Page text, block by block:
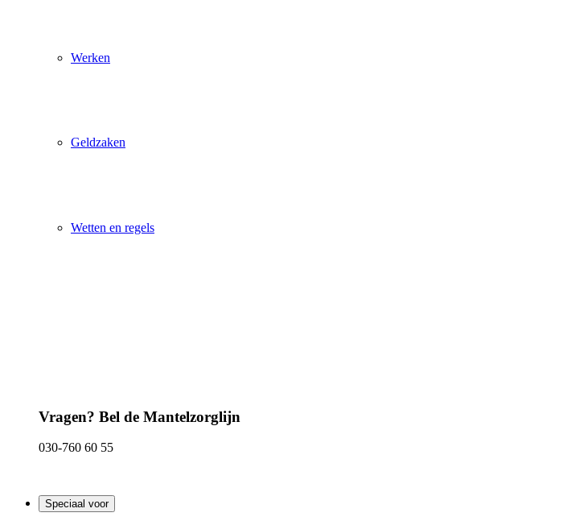
Werken
Geldzaken
Wetten en regels
Vragen? Bel de Mantelzorglijn
030-760 60 55
Speciaal voor